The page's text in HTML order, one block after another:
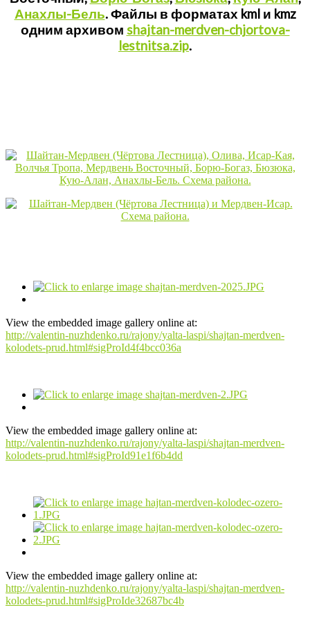
Анахлы-Бель. Файлы в форматах kml и kmz
одним архивом shajtan-merdven-chjortova-
lestnitsa.zip.
View the embedded image gallery online at:
http://valentin-nuzhdenko.ru/rajony/yalta-laspi/shajtan-merdven-
kolodets-prud.html#sigProId4f4bcc036a
View the embedded image gallery online at:
http://valentin-nuzhdenko.ru/rajony/yalta-laspi/shajtan-merdven-
kolodets-prud.html#sigProId91e1f6b4dd
View the embedded image gallery online at:
http://valentin-nuzhdenko.ru/rajony/yalta-laspi/shajtan-merdven-
kolodets-prud.html#sigProIde32687bc4b